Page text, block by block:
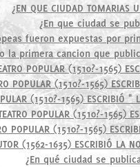
¿EN QUE CIUDAD TOMARIAS
¿En que ciudad se
fueron expuestas por
la primera cancion que
POPULAR (1510?-1565)
POPULAR (1510?-1565)
(1510?-1565) ESCRIBIÓ "
POPULAR (1510?-1565)
POPULAR (1510?-1565)
(1562-1635) ESCRIBIÓ LA
¿En qué ciudad se